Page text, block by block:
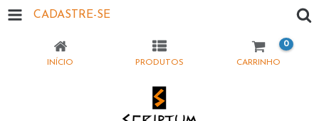
CADASTRE-SE
INÍCIO PRODUTOS CARRINHO
0